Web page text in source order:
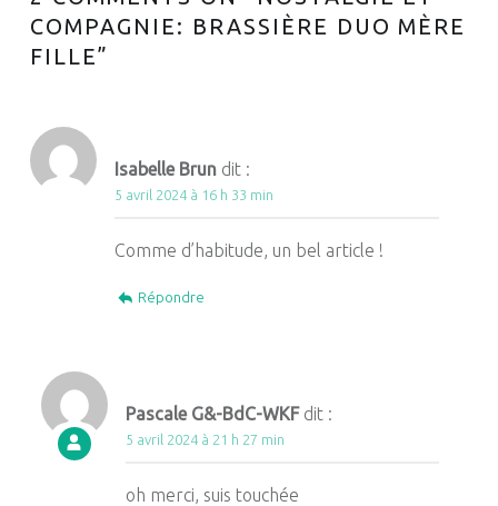
COMPAGNIE: BRASSIÈRE DUO MÈRE
FILLE”
Isabelle Brun dit :
5 avril 2024 à 16 h 33 min
Comme d’habitude, un bel article !
Répondre
Pascale G&-BdC-WKF dit :
5 avril 2024 à 21 h 27 min
oh merci, suis touchée